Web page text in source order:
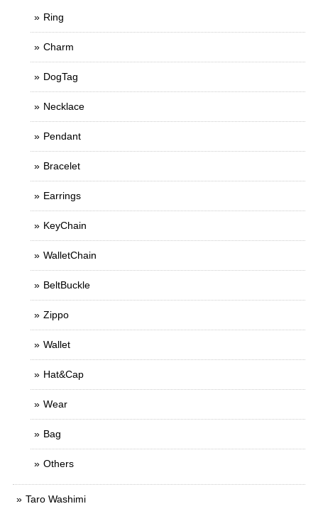
Ring
Charm
DogTag
Necklace
Pendant
Bracelet
Earrings
KeyChain
WalletChain
BeltBuckle
Zippo
Wallet
Hat&Cap
Wear
Bag
Others
Taro Washimi